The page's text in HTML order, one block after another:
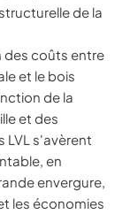
de la
des coûts entre
et le bois
de la
et des
LVL s'avèrent
en
envergure,
les économies